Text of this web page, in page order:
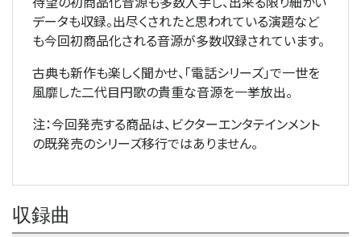
データも収録。出尽くされたと思われている演題など
も今回初商品化される音源が多数収録されています。
古典も新作も楽しく聞かせ、「電話シリーズ」で一世を
風靡した二代目円歌の貴重な音源を一挙放出。
注：今回発売する商品は、ビクターエンタテインメント
の既発売のシリーズ移行ではありません。
収録曲